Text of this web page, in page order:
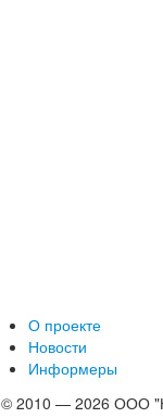
О проекте
Новости
Информеры
© 2010 — 2026 ООО